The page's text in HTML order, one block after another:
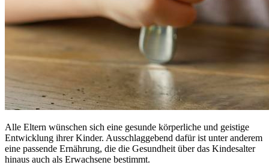
Alle Eltern wünschen sich eine gesunde körperliche und geistige
Entwicklung ihrer Kinder. Ausschlaggebend dafür ist unter anderem
eine passende Ernährung, die die Gesundheit über das Kindesalter
hinaus auch als Erwachsene bestimmt.